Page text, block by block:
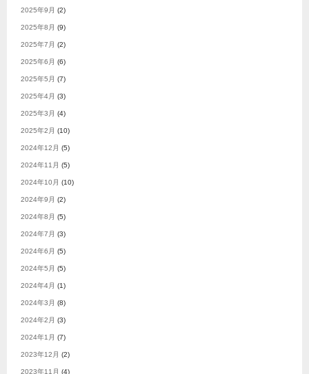
2025年9月 (2)
2025年8月 (9)
2025年7月 (2)
2025年6月 (6)
2025年5月 (7)
2025年4月 (3)
2025年3月 (4)
2025年2月 (10)
2024年12月 (5)
2024年11月 (5)
2024年10月 (10)
2024年9月 (2)
2024年8月 (5)
2024年7月 (3)
2024年6月 (5)
2024年5月 (5)
2024年4月 (1)
2024年3月 (8)
2024年2月 (3)
2024年1月 (7)
2023年12月 (2)
2023年11月 (4)